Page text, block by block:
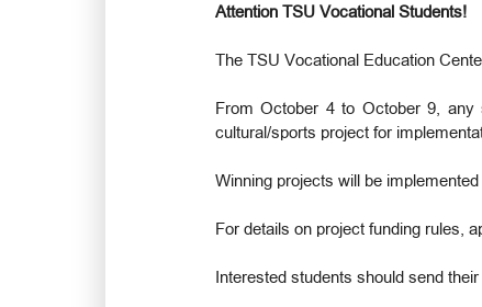
Attention TSU Vocational Students!
The TSU Vocational Education
From October 4 to October 9, any
cultural/sports project for
Winning projects will be
For details on project funding rules,
Interested students should send